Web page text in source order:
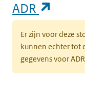
ADR
Er zijn voor deze
kunnen echter tot
gegevens voor